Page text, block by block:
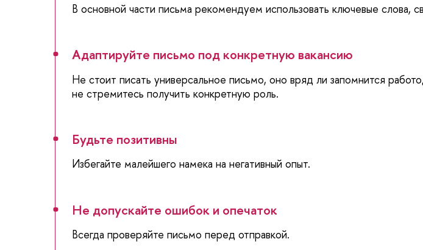
В основной части письма рекомендуем использовать ключевые слова,
Адаптируйте письмо под конкретную вакансию
Не стоит писать универсальное письмо, оно вряд ли запомнится
не стремитесь получить конкретную роль.
Будьте позитивны
Избегайте малейшего намека на негативный опыт.
Не допускайте ошибок и опечаток
Всегда проверяйте письмо перед отправкой.